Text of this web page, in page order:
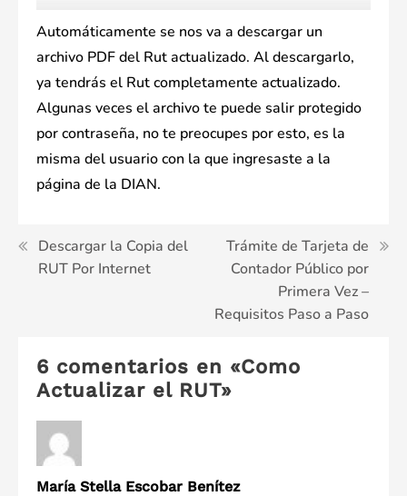
Automáticamente se nos va a descargar un
archivo PDF del Rut actualizado. Al descargarlo,
ya tendrás el Rut completamente actualizado.
Algunas veces el archivo te puede salir protegido
por contraseña, no te preocupes por esto, es la
misma del usuario con la que ingresaste a la
página de la DIAN.
Navegación
de
Descargar la Copia del
RUT Por Internet
Trámite de Tarjeta de
Contador Público por
Primera Vez –
Requisitos Paso a Paso
6 comentarios en «Como
Actualizar el RUT»
María Stella Escobar Benítez